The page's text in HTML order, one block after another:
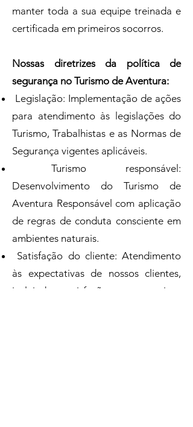
manter toda a sua equipe treinada e
certificada em primeiros socorros.
Nossas diretrizes da política de
segurança no Turismo de Aventura:
Legislação: Implementação de ações
para atendimento às legislações do
Turismo, Trabalhistas e as Normas de
Segurança vigentes aplicáveis.
Turismo responsável:
Desenvolvimento do Turismo de
Aventura Responsável com aplicação
de regras de conduta consciente em
ambientes naturais.
Satisfação do cliente: Atendimento
às expectativas de nossos clientes,
incluindo a satisfação com os serviços